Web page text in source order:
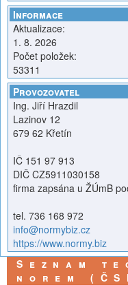
Informace
Aktualizace:
1. 8. 2026
Počet položek:
53311
Provozovatel
Ing. Jiří Hrazdil
Lazinov 12
679 62 Křetín
IČ 151 97 913
DIČ CZ5911030158
firma zapsána u ŽÚmB
tel. 736 168 972
info@normybiz.cz
https://www.normy.biz
Seznam
norem